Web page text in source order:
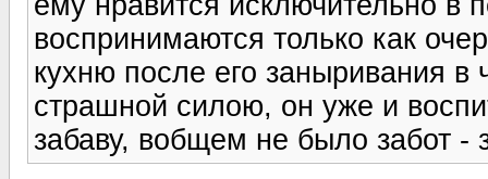
воспринимаются только как
кухню после его заныривания в
страшной силою, он уже и
забаву, вобщем не было забот -